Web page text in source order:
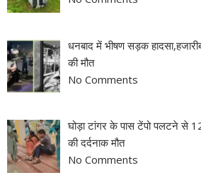
धनबाद में भीषण सड़क
की मौत
No Comments
घोड़ा टांगर के पास टेंपो पलटने से 12
की दर्दनाक मौत
No Comments